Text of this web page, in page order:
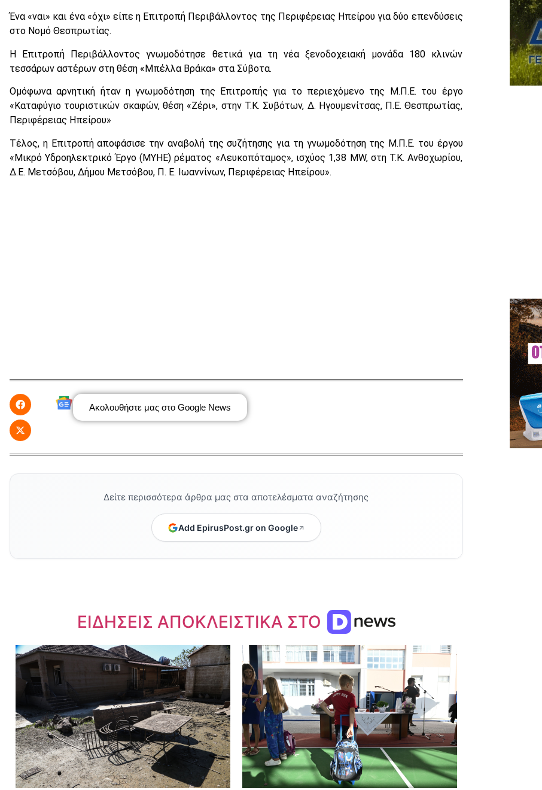
Ένα «ναι» και ένα «όχι» είπε η Επιτροπή Περιβάλλοντος της Περιφέρειας Ηπείρου για δύο επενδύσεις
στο Νομό Θεσπρωτίας.
Η Επιτροπή Περιβάλλοντος γνωμοδότησε θετικά για τη νέα ξενοδοχειακή μονάδα 180 κλινών
τεσσάρων αστέρων στη θέση «Μπέλλα Βράκα» στα Σύβοτα.
Ομόφωνα αρνητική ήταν η γνωμοδότηση της Επιτροπής για το περιεχόμενο της Μ.Π.Ε. του έργο
«Καταφύγιο τουριστικών σκαφών, θέση «Ζέρι», στην Τ.Κ. Συβότων, Δ. Ηγουμενίτσας, Π.Ε. Θεσπρωτίας,
Περιφέρειας Ηπείρου»
Τέλος, η Επιτροπή αποφάσισε την αναβολή της συζήτησης για τη γνωμοδότηση της Μ.Π.Ε. του έργου
«Μικρό Υδροηλεκτρικό Έργο (ΜΥΗΕ) ρέματος «Λευκοπόταμος», ισχύος 1,38 MW, στη Τ.Κ. Ανθοχωρίου,
Δ.Ε. Μετσόβου, Δήμου Μετσόβου, Π. Ε. Ιωαννίνων, Περιφέρειας Ηπείρου».
Ακολουθήστε μας στο Google News
Δείτε περισσότερα άρθρα μας στα αποτελέσματα αναζήτησης
Add EpirusPost.gr on Google
ΕΙΔΗΣΕΙΣ ΑΠΟΚΛΕΙΣΤΙΚΑ ΣΤΟ
Dnews.gr